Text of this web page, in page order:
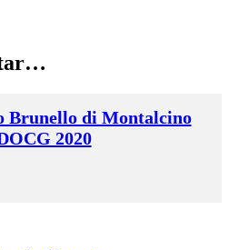
Brunello di Montalcino
2020